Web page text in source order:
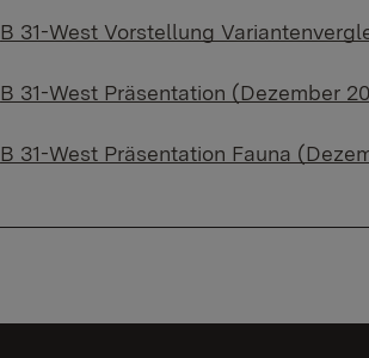
B 31-West Vorstellung
B 31-West Präsentation (Dezember
B 31-West Präsentation Fauna